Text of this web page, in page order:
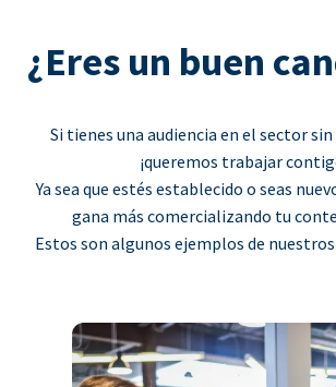
¿Eres un buen
Si tienes una audiencia en el sector
¡queremos trabajar
Ya sea que estés establecido o seas
gana más comercializando tu
Estos son algunos ejemplos de